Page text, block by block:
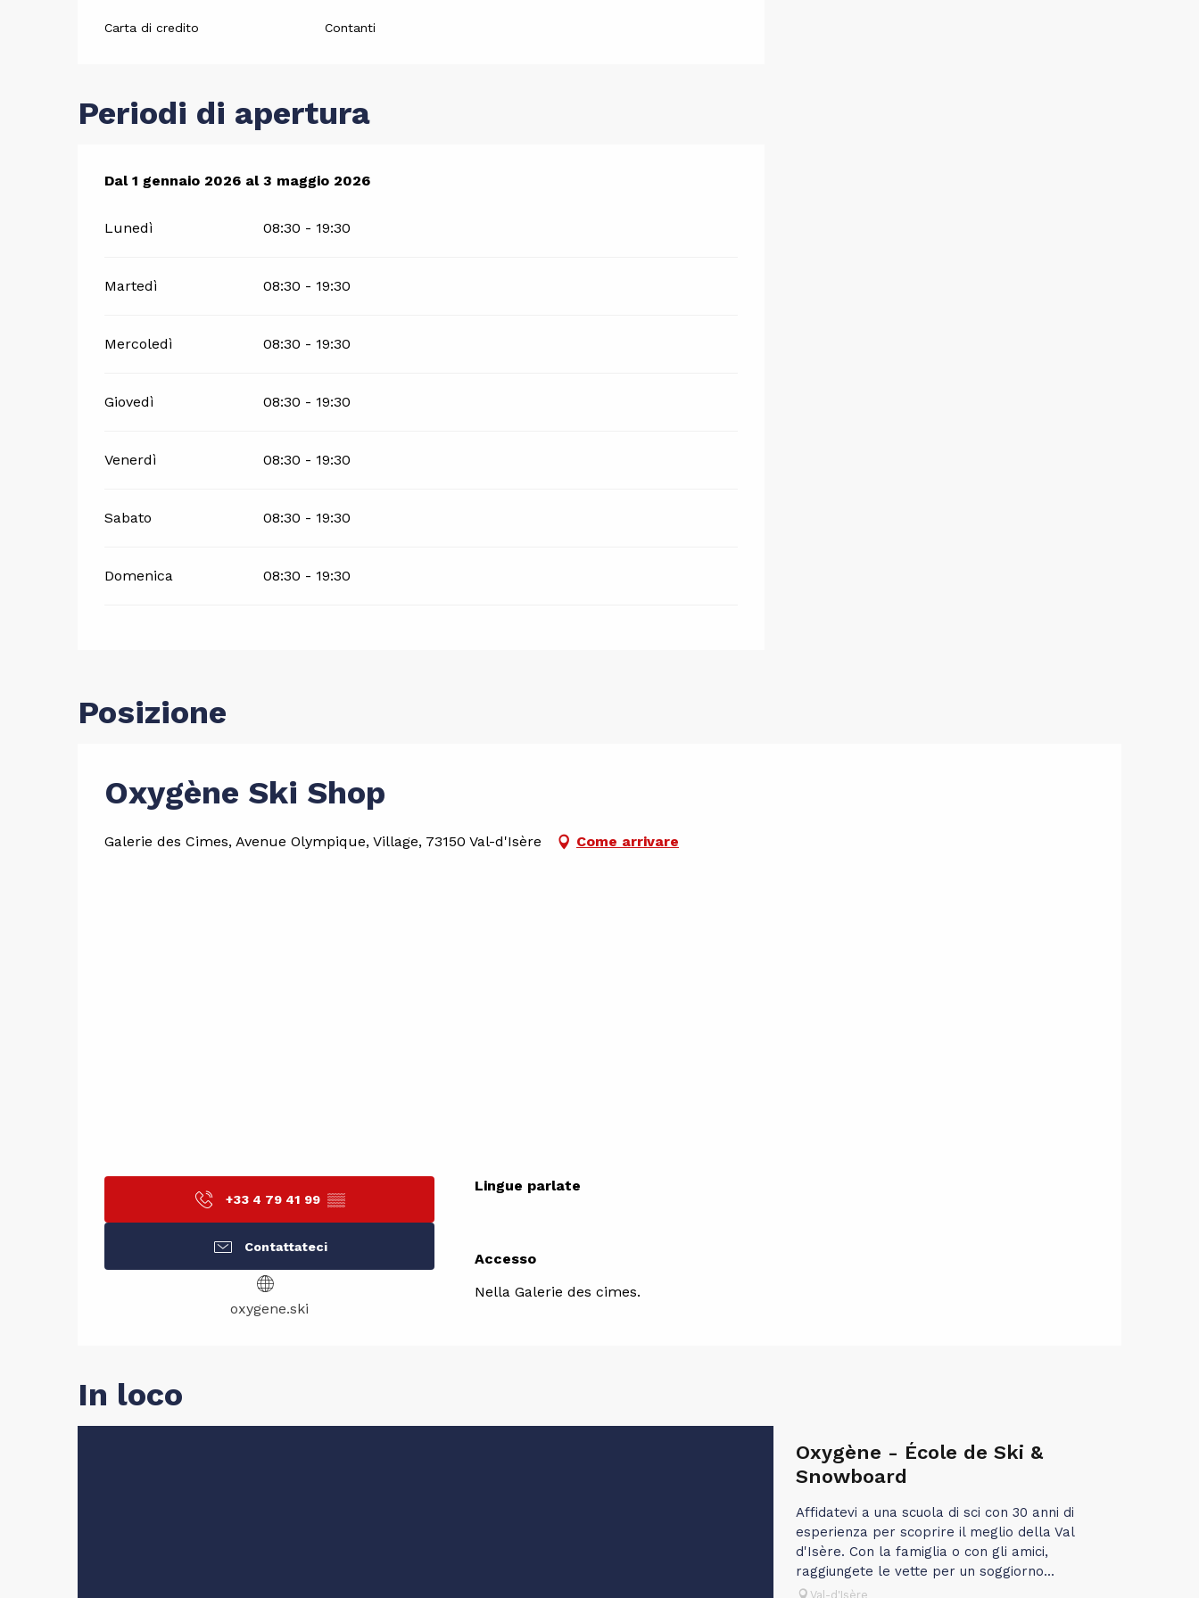
Carta di credito Contanti
Periodi di apertura
Dal1 gennaio 2026 al3 maggio 2026
Dal1 gennaio 2026 al3 maggio 2026
Lunedì 08:30 - 19:30
Martedì 08:30 - 19:30
Mercoledì 08:30 - 19:30
Giovedì 08:30 - 19:30
Venerdì 08:30 - 19:30
Sabato 08:30 - 19:30
Domenica 08:30 - 19:30
Posizione
Oxygène Ski Shop
Galerie des Cimes, Avenue Olympique, Village, 73150 Val-d'Isère Come arrivare
+33 4 79 41 99 ▒▒
Contattateci
oxygene.ski
Lingue parlate
Lingue parlate
Accesso
Accesso
Nella Galerie des cimes.
In loco
Oxygène - École de Ski &
Snowboard
Affidatevi a una scuola di sci con 30 anni di
esperienza per scoprire il meglio della Val
d'Isère. Con la famiglia o con gli amici,
raggiungete le vette per un soggiorno...
Val-d'Isère